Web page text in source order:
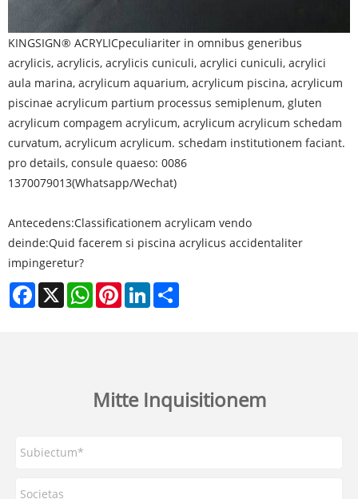
KINGSIGN® ACRYLICpeculiariter in omnibus generibus
acrylicis, acrylicis, acrylicis cuniculi, acrylici cuniculi, acrylici
aula marina, acrylicum aquarium, acrylicum piscina, acrylicum
piscinae acrylicum partium processus semiplenum, gluten
acrylicum compagem acrylicum, acrylicum acrylicum schedam
curvatum, acrylicum acrylicum. schedam institutionem faciant.
pro details, consule quaeso: 0086
1370079013(Whatsapp/Wechat)
Antecedens:Classificationem acrylicam vendo
deinde:Quid facerem si piscina acrylicus accidentaliter
impingeretur?
Facebook
X WhatsAppPinterestLinkedIn
Mitte Inquisitionem